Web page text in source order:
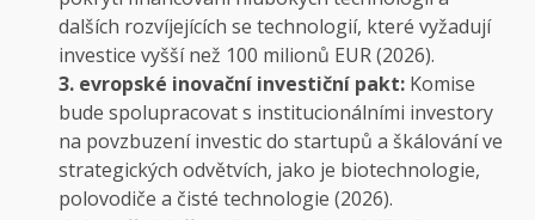
dalších rozvíjejících se technologií, které vyžadují
investice vyšší než 100 milionů EUR (2026).
3. evropské inovační investiční pakt: Komise
bude spolupracovat s institucionálními investory
na povzbuzení investic do startupů a škálování ve
strategických odvětvích, jako je biotechnologie,
polovodiče a čisté technologie (2026).